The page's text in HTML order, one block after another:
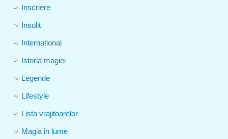
Inscriere
Insolit
International
Istoria magiei
Legende
Lifestyle
Lista vrajitoarelor
Magia in lume